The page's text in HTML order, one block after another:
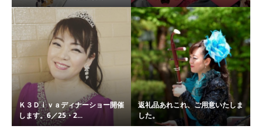
Ｋ３Ｄｉｖａディナーショー開催
します。6／25・2...
返礼品あれこれ、ご用意いたしま
した。